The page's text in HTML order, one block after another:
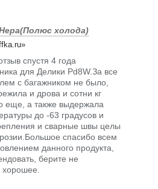
холода)
спустя 4 года
для Делики Pd8W.За все
с багажником не было,
и дрова и сотни кг
еще, а также выдержала
до -63 градусов и
и сварные швы целы
спасибо всем
данного продукта,
берите не
хорошее.